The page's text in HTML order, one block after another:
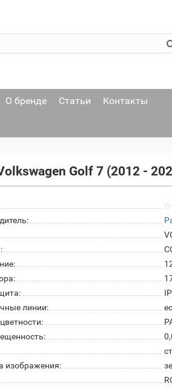
О бренде Статьи Контакты
Golf 7 (2012 -
линии:
изображения: